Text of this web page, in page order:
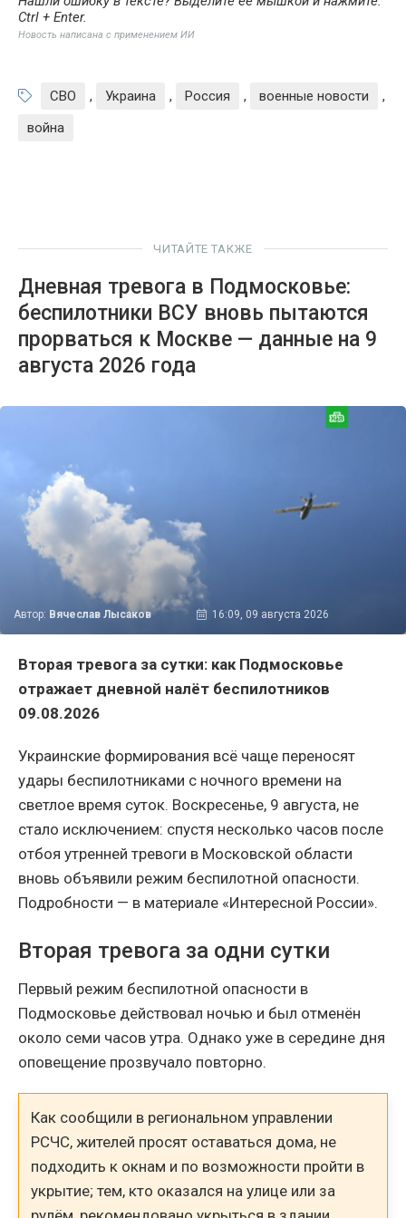
Ctrl + Enter.
Новость написана с применением ИИ
СВО , Украина , Россия , военные новости
,
война
ЧИТАЙТЕ ТАКЖЕ
Дневная тревога в Подмосковье:
беспилотники ВСУ вновь пытаются
прорваться к Москве — данные на 9
августа 2026 года
Автор: Вячеслав Лысаков 16:09, 09 августа 2026
Вторая тревога за сутки: как Подмосковье
отражает дневной налёт беспилотников
09.08.2026
Украинские формирования всё чаще переносят
удары беспилотниками с ночного времени на
светлое время суток. Воскресенье, 9 августа, не
стало исключением: спустя несколько часов после
отбоя утренней тревоги в Московской области
вновь объявили режим беспилотной опасности.
Подробности — в материале «Интересной России».
Вторая тревога за одни сутки
Первый режим беспилотной опасности в
Подмосковье действовал ночью и был отменён
около семи часов утра. Однако уже в середине дня
оповещение прозвучало повторно.
Как сообщили в региональном управлении
РСЧС, жителей просят оставаться дома, не
подходить к окнам и по возможности пройти в
укрытие; тем, кто оказался на улице или за